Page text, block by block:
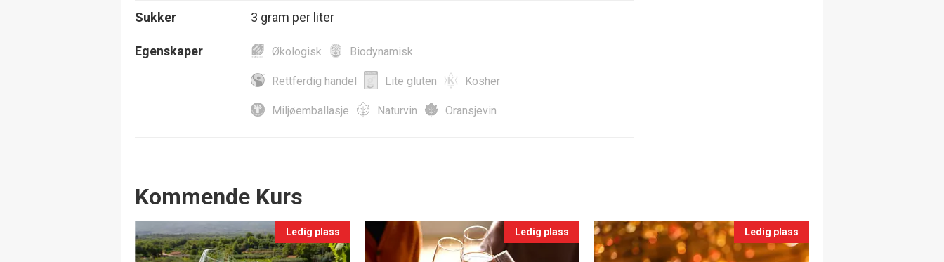
Sukker 3 gram per liter
Egenskaper Økologisk Biodynamisk
Rettferdig handel Lite gluten Kosher
Miljøemballasje Naturvin Oransjevin
Events
Kommende Kurs
Ledig plass Ledig plass Ledig plass